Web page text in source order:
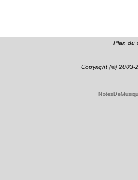
Plan du
Copyright (©) 2003-